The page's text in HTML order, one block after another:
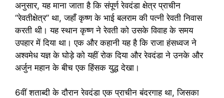
अनुसार, यह माना जाता है कि संपूर्ण रेवदंडा क्षेत्र प्राचीन
“रेवतीक्षेत्र” था, जहाँ कृष्ण के भाई बलराम की पत्नी रेवती निवास
करती थी। यह स्थान कृष्ण ने रेवती को उसके विवाह के समय
उपहार में दिया था। एक और कहानी यह है कि राजा हंसध्वज ने
अश्वमेध यज्ञ के घोड़े को यहीं रोक दिया और रेवदंडा ने उनके और
अर्जुन महान के बीच एक हिंसक युद्ध देखा।
6वीं शताब्दी के दौरान रेवदंडा एक प्राचीन बंदरगाह था, जिसका